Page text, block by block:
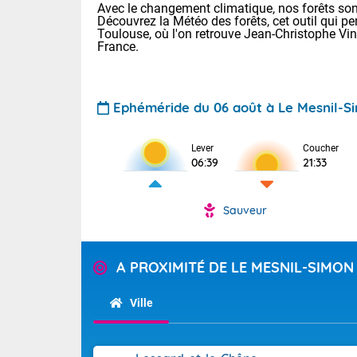
Pour la
Tendance
Avec le changement climatique, nos forêts
Découvrez la Météo des forêts, cet outil qui
Toulouse, où l'on retrouve Jean-Christophe
France.
Ephéméride du 06 août à Le Mesnil-
Lever
06:39
Coucher
21:33
Sauveur
A PROXIMITÉ DE LE MESNIL-SIMON
Ville
Voici les
28 Lyon :
: 27 Nancy :
31 Lille : 26
Demain :
Calme,
alors que la